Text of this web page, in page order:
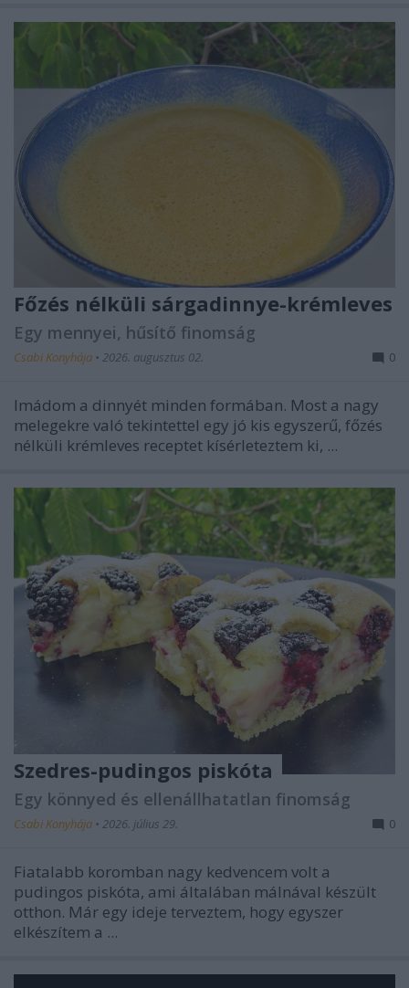
Főzés nélküli sárgadinnye-krémleves
Egy mennyei, hűsítő finomság
Csabi Konyhája • 2026. augusztus 02. 0
Imádom a dinnyét minden formában. Most a nagy
melegekre való tekintettel egy jó kis egyszerű, főzés
nélküli krémleves receptet kísérleteztem ki, ...
Szedres-pudingos piskóta
Egy könnyed és ellenállhatatlan finomság
Csabi Konyhája • 2026. július 29. 0
Fiatalabb koromban nagy kedvencem volt a
pudingos piskóta, ami általában málnával készült
otthon. Már egy ideje terveztem, hogy egyszer
elkészítem a ...